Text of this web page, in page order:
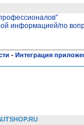
информацией/по
- Интеграция